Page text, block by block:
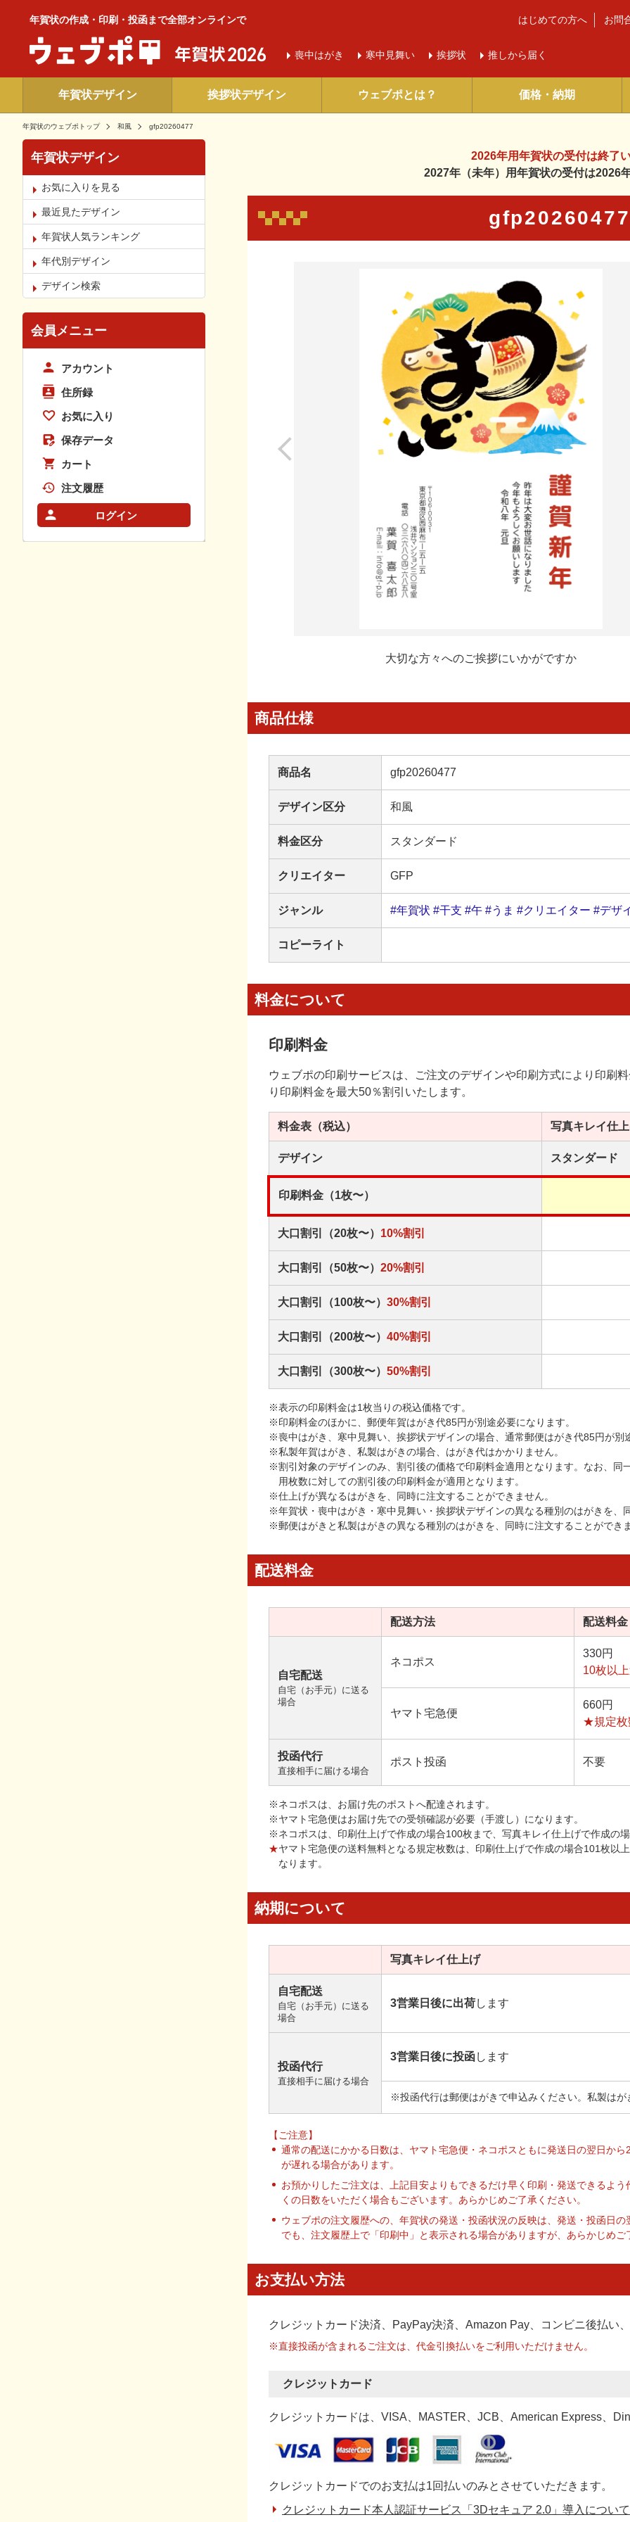
年賀状の作成・印刷・投函まで全部オンラインで
喪中はがき 寒中 見舞い 挨拶状 推しから届く
はじめての方へ お問
年賀状デザイン 挨拶状デザイン ウェブポとは？ 価格・納期
年賀状のウェブポトップ 和風 gfp20260477
2026年用年賀状の受付は終了
2027年（未年）用年賀状の受付は2026
大切な方々へのご挨拶にいかがですか
商品仕様
商品名 gfp20260477
デザイン区分 和風
料金区分 スタンダード
クリエイター GFP
ジャンル #年賀状 #干支 #午 #うま #クリエイター #デザ
コピーライト
料金について
印刷料金
ウェブポの印刷サービスは、ご注文のデザインや印刷方式により印刷
り印刷料金を最大50％割引いたします。
料金表 （税込） 写真キレイ仕
デザイン スタンダード
印刷料金（1枚〜）
大口割引（20枚〜） 10%割引
大口割引（50枚〜） 20%割引
大口割引（100枚〜） 30%割引
大口割引（200枚〜） 40%割引
大口割引（300枚〜） 50%割引
※表示の印刷料金は1枚当りの税込価格です。
※印刷料金のほかに、郵便年賀はがき代85円が別途必要になります。
※喪中はがき、寒中見舞い、挨拶状デザインの場合、通常郵便はがき代85円が別
※私製年賀はがき、私製はがきの場合、はがき代はかかりません。
※割引対象のデザインのみ、割引後の価格で印刷料金適用となります。なお、同
用枚数に対しての割引後の印刷料金が適用となります。
※仕上げが異なるはがきを、同時に注文することができません。
※年賀状・喪中はがき・寒中見舞い・挨拶状デザインの異なる種別のはがきを、
※郵便はがきと私製はがきの異なる種別のはがきを、同時に注文することができま
配送料金
配送方法 配送料金
自宅配送
自宅（お手元）に送る
場合
ネコポス
330円
10枚以
ヤマト宅急便
660円
★規定枚
投函代行
直接相手に届ける場合
ポスト投函 不要
※ネコポスは、お届け先のポストへ配達されます。
※ヤマト宅急便はお届け先での受領確認が必要（手渡し）になります。
※ネコポスは、印刷仕上げで作成の場合100枚まで、写真キレイ仕上げで作成の
★ヤマト宅急便の送料無料となる規定枚数は、印刷仕上げで作成の場合101枚以
なります。
納期について
写真キレイ仕上げ
自宅配送
自宅（お手元）に送る
場合
3営業日後に出荷します
投函代行
直接相手に届ける場合
3営業日後に投函します
※投函代行は郵便はがきで申込みください。私製はが
【ご注意】
通常の配送にかかる日数は、ヤマト宅急便・ネコポスともに発送日の翌日か
が遅れる場合があります。
お預かりしたご注文は、上記目安よりもできるだけ早く印刷・発送できるよ
くの日数をいただく場合もございます。あらかじめご了承ください。
ウェブポの注文履歴への、年賀状の発送・投函状況の反映は、発送・投函日
でも、注文履歴上で「印刷中」と表示される場合がありますが、あらかじめご
お支払い方法
クレジットカード決済、PayPay決済 、Amazon Pay、コンビニ後払い
※直接投函が含まれるご注文は、代金引換払いをご利用いただけません。
クレジットカード
クレジットカードは、VISA、MASTER、JCB、American Express、
クレジットカードでのお支払は1回払いのみとさせていただきます。
クレジットカード本人認証サービス「3Dセキュア 2.0」導入について
年賀状デザイン
お気に入りを見る
最近見たデザイン
年賀状人気ランキング
年代別デザイン
デザイン検索
会員メニュー
アカウント
住所録
お気に入り
保存データ
カート
注文履歴
ログイン